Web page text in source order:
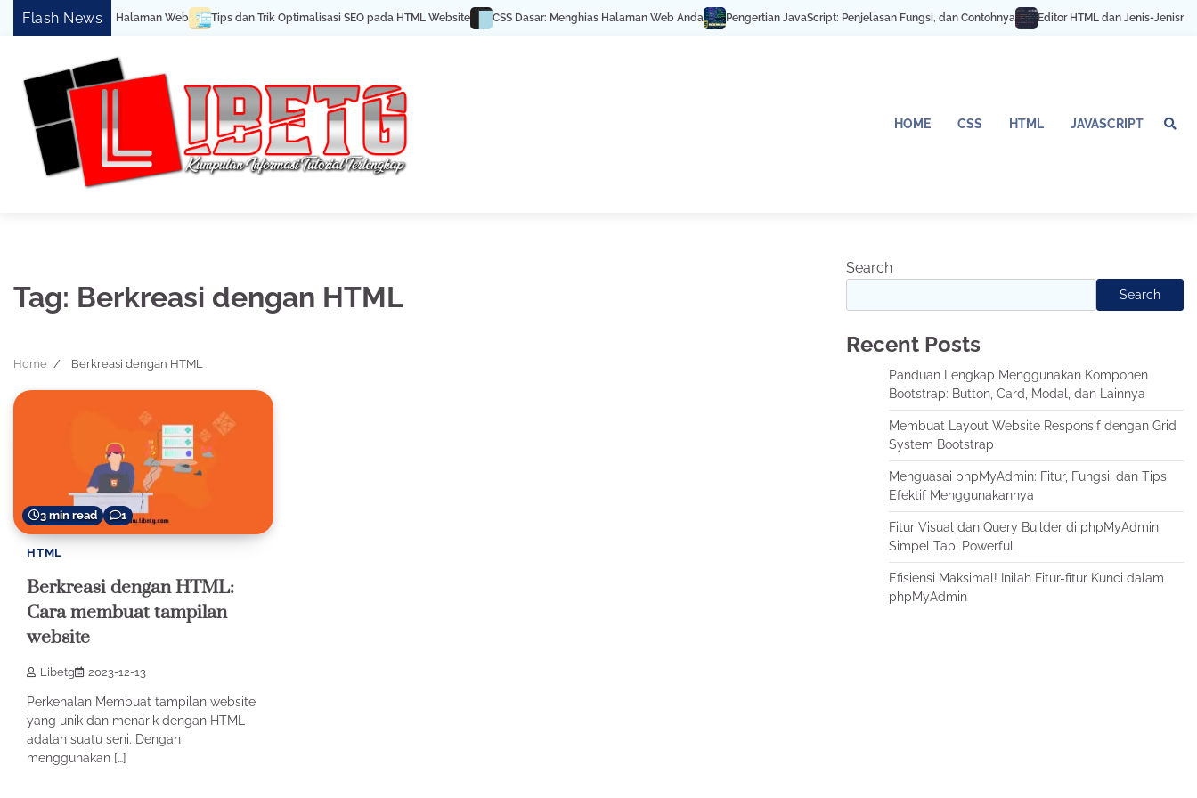
SkipFlash News
Pemula Cara Buat Halaman Web Tips dan Trik Optimalisasi SEO pada HTML Website CSS Dasar: Menghias Halaman Web Anda Pengertian JavaScript: Penjelasan Fungsi, dan Contohnya Editor HTML dan Jenis-Jenisnya
HOME CSS HTML JAVASCRIPT
Tag: Berkreasi dengan HTML
Home Berkreasi dengan HTML
3 min read 1
HTML
Berkreasi dengan HTML:
Cara membuat tampilan
website
Libetg 2023-12-13
Perkenalan Membuat tampilan website
yang unik dan menarik dengan HTML
adalah suatu seni. Dengan
menggunakan […]
Search
Search
Recent Posts
Panduan Lengkap Menggunakan Komponen
Bootstrap: Button, Card, Modal, dan Lainnya
Membuat Layout Website Responsif dengan Grid
System Bootstrap
Menguasai phpMyAdmin: Fitur, Fungsi, dan Tips
Efektif Menggunakannya
Fitur Visual dan Query Builder di phpMyAdmin:
Simpel Tapi Powerful
Efisiensi Maksimal! Inilah Fitur-fitur Kunci dalam
phpMyAdmin